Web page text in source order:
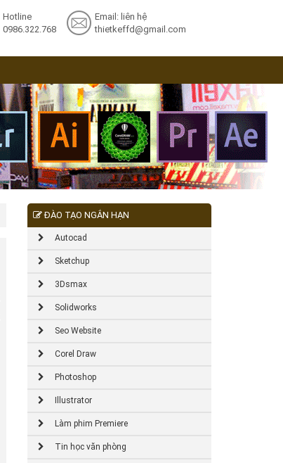
Email: liên hệ
thietkeffd@gmail.com
Hotline
0986.322.768
ĐÀO TẠO NGẮN HẠN
Autocad
Sketchup
3Dsmax
Solidworks
Seo Website
Corel Draw
Photoshop
Illustrator
Làm phim Premiere
Tin học văn phòng